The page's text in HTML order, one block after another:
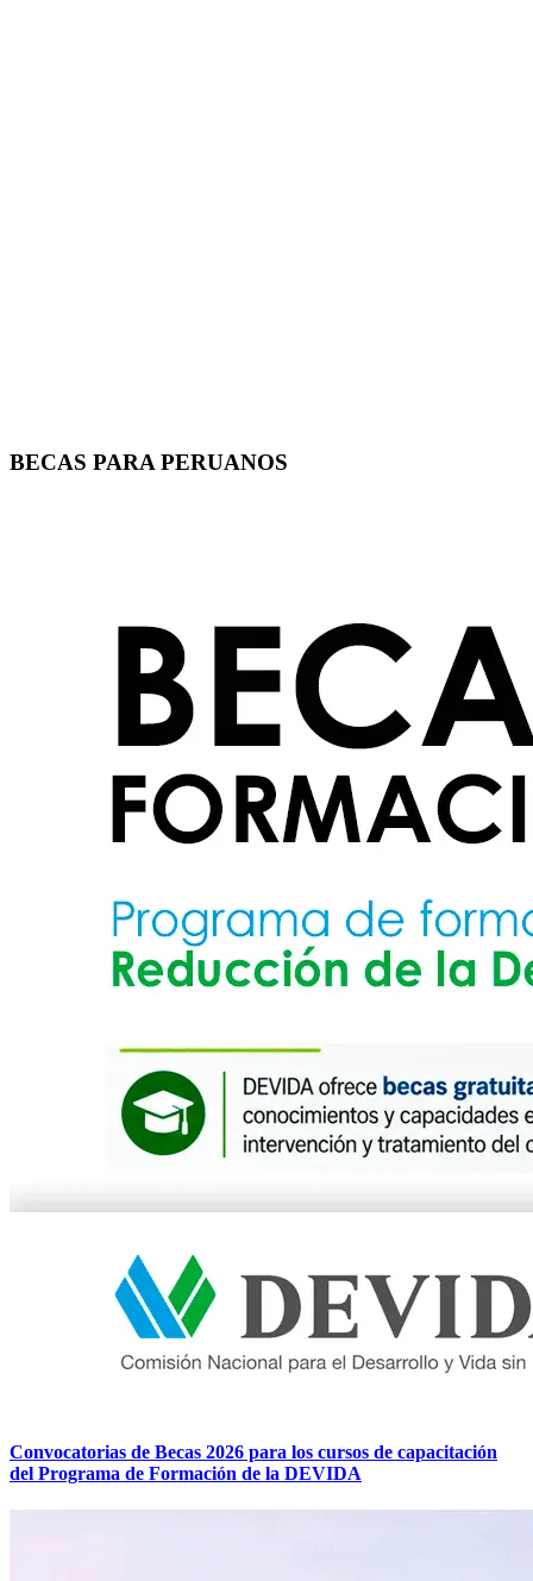
BECAS PARA PERUANOS
Convocatorias de Becas 2026 para los cursos de capacitación
del Programa de Formación de la DEVIDA